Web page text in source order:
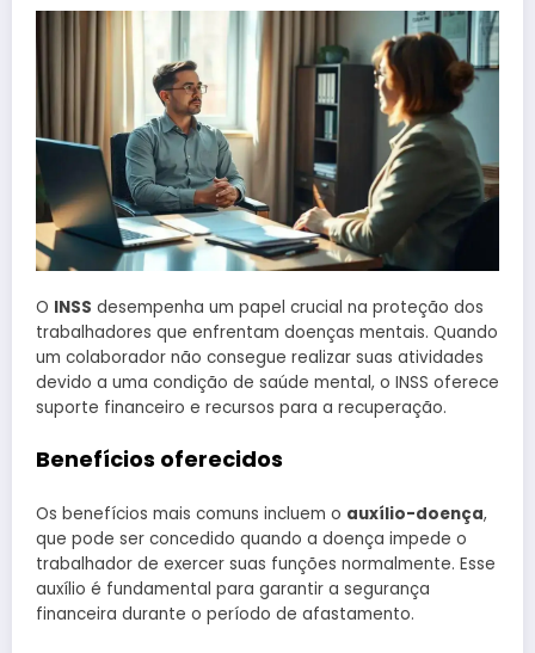
O INSS desempenha um papel crucial na proteção dos
trabalhadores que enfrentam doenças mentais. Quando
um colaborador não consegue realizar suas atividades
devido a uma condição de saúde mental, o INSS oferece
suporte financeiro e recursos para a recuperação.
Benefícios oferecidos
Os benefícios mais comuns incluem o auxílio-doença,
que pode ser concedido quando a doença impede o
trabalhador de exercer suas funções normalmente. Esse
auxílio é fundamental para garantir a segurança
financeira durante o período de afastamento.